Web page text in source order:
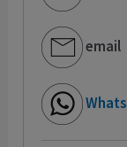
email